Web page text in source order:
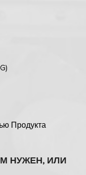
Продукта
НУЖЕН, ИЛИ